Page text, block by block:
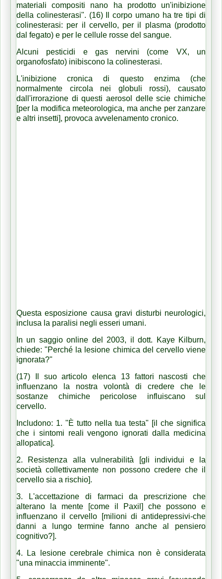
materiali compositi nano ha prodotto un'inibizione
della colinesterasi". (16) Il corpo umano ha tre tipi di
colinesterasi: per il cervello, per il plasma (prodotto
dal fegato) e per le cellule rosse del sangue.
Alcuni pesticidi e gas nervini (come VX, un
organofosfato) inibiscono la colinesterasi.
L'inibizione cronica di questo enzima (che
normalmente circola nei globuli rossi), causato
dall'irrorazione di questi aerosol delle scie chimiche
[per la modifica meteorologica, ma anche per zanzare
e altri insetti], provoca avvelenamento cronico.
Questa esposizione causa gravi disturbi neurologici,
inclusa la paralisi negli esseri umani.
In un saggio online del 2003, il dott. Kaye Kilburn,
chiede: "Perché la lesione chimica del cervello viene
ignorata?"
(17) Il suo articolo elenca 13 fattori nascosti che
influenzano la nostra volontà di credere che le
sostanze chimiche pericolose influiscano sul
cervello.
Includono: 1. "È tutto nella tua testa" [il che significa
che i sintomi reali vengono ignorati dalla medicina
allopatica].
2. Resistenza alla vulnerabilità [gli individui e la
società collettivamente non possono credere che il
cervello sia a rischio].
3. L'accettazione di farmaci da prescrizione che
alterano la mente [come il Paxil] che possono e
influenzano il cervello [milioni di antidepressivi-che
danni a lungo termine fanno anche al pensiero
cognitivo?].
4. La lesione cerebrale chimica non è considerata
"una minaccia imminente".